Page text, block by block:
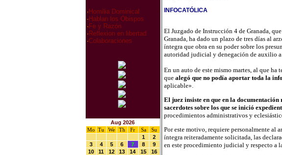
· Homilia Dominical
· Hablan los Obispos
· Fe y Razón
· Reflexion en libertad
·Colaboraciones
Aug 2026
Mo Tu We Th Fr Sa
Su
1
2
3
4 5 6 7 8
9
10
11 12 13 14 15
16
INFOCATÓLICA
El Juzgado de Instrucción 4 de Granada,
Granada, ha dado un plazo de tres días al
íntegra que obra en su poder sobre los
autoridad judicial y denegación de auxilio
En un auto de este mismo martes, al que
que alegó que no podía aportar toda la
aplicable».
El juez insiste en que en la
sacerdotes sobre los que se inició
procedimientos administrativos y
Por este motivo, requiere personalmente al
íntegra reiteradamente solicitada, las
en este procedimiento judicial y respecto a